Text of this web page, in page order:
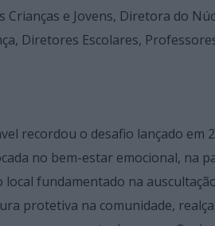
Crianças e Jovens, Diretora do
Diretores Escolares,
recordou o desafio lançado em
no bem-estar emocional, na
local fundamentado na
protetiva na comunidade,